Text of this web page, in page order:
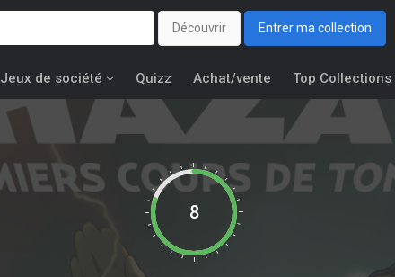
Découvrir Entrer ma collection
Jeux de société Quizz Achat/vente Top Collections
8